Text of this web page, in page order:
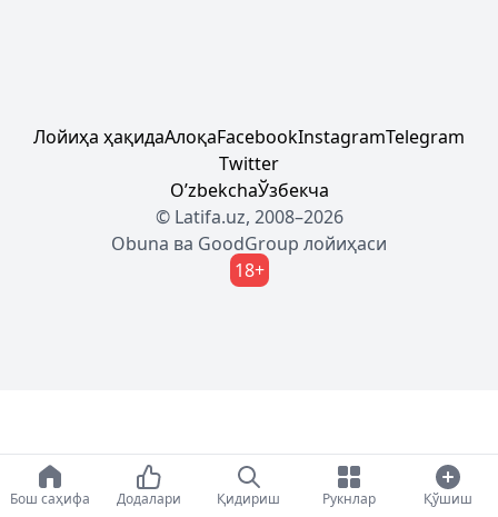
Лойиҳа ҳақидаАлоқаFacebookInstagramTelegram
Twitter
OʼzbekchaЎзбекча
© Latifa.uz, 2008–2026
Obuna ва GoodGroup лойиҳаси
18+
Бош саҳифа Додалари Қидириш Рукнлар Қўшиш